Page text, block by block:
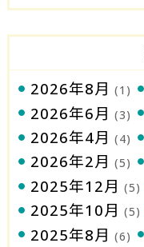
2026年8月 (1)
2026年6月 (3)
2026年4月 (4)
2026年2月 (5)
2025年12月 (5)
2025年10月 (5)
2025年8月 (6)